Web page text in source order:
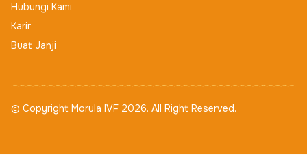
Hubungi Kami
Karir
Buat Janji
© Copyright Morula IVF 2026. All Right Reserved.